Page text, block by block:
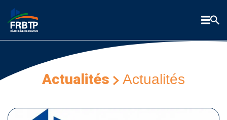
Actualités Actualités